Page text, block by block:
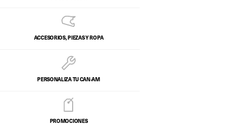
ACCESORIOS, PIEZAS Y ROPA
PERSONALIZA TU CAN‑AM
PROMOCIONES